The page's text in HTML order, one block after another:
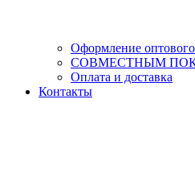
Оформление оптового
СОВМЕСТНЫМ
Оплата и доставка
Контакты